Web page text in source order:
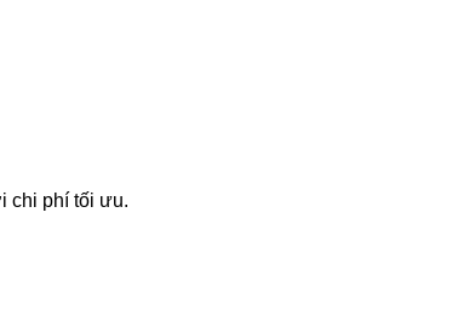
chi phí tối ưu.